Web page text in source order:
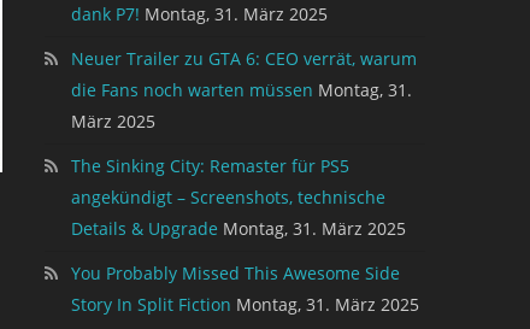
dank P7! Montag, 31. März 2025
Neuer Trailer zu GTA 6: CEO verrät, warum
die Fans noch warten müssen Montag, 31.
März 2025
The Sinking City: Remaster für PS5
angekündigt – Screenshots, technische
Details & Upgrade Montag, 31. März 2025
You Probably Missed This Awesome Side
Story In Split Fiction Montag, 31. März 2025